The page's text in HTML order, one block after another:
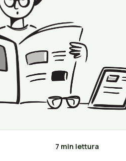
7 min lettura